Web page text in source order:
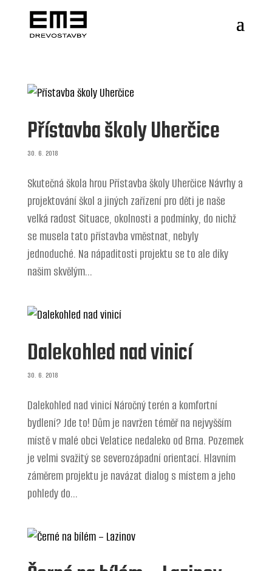
Přístavba školy Uherčice
30. 6. 2018
Skutečná škola hrou Přístavba školy Uherčice Návrhy a
projektování škol a jiných zařízení pro děti je naše
velká radost Situace, okolnosti a podmínky, do nichž
se musela tato přístavba vměstnat, nebyly
jednoduché. Na nápaditosti projektu se to ale díky
našim skvělým...
Dalekohled nad vinicí
30. 6. 2018
Dalekohled nad vinicí Náročný terén a komfortní
bydlení? Jde to! Dům je navržen téměř na nejvyšším
místě v malé obci Velatice nedaleko od Brna. Pozemek
je velmi svažitý se severozápadní orientací. Hlavním
záměrem projektu je navázat dialog s místem a jeho
pohledy do...